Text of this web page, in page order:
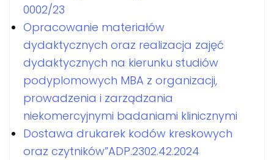
0002/23
Opracowanie materiałów
dydaktycznych oraz realizacja zajęć
dydaktycznych na kierunku studiów
podyplomowych MBA z organizacji,
prowadzenia i zarządzania
niekomercyjnymi badaniami klinicznymi
Dostawa drukarek kodów kreskowych
oraz czytników”ADP.2302.42.2024